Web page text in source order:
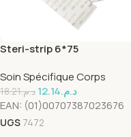
Steri-strip 6*75
Soin Spécifique Corps
د.م.18.21 د.م.12.14
EAN: (01)00707387023676
UGS 7472